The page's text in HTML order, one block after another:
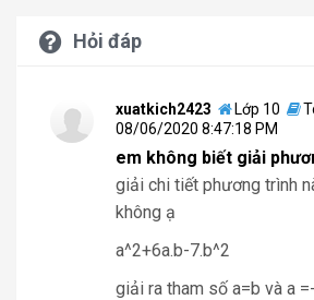
Hỏi đáp
xuatkich2423 Lớp 10
08/06/2020 8:47:18 PM
em không biết giải
giải chi tiết phương trình
không ạ
a^2+6a.b-7.b^2
giải ra tham số a=b và a